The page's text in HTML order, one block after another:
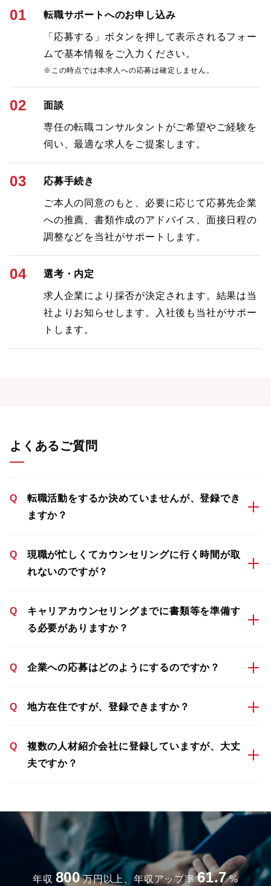
01 転職サポートへのお申し込み
「応募する」ボタンを押して表示されるフォー
ムで基本情報をご入力ください。
※この時点では本求人への応募は確定しません。
02 面談
専任の転職コンサルタントがご希望やご経験を
伺い、最適な求人をご提案します。
03 応募手続き
ご本人の同意のもと、必要に応じて応募先企業
への推薦、書類作成のアドバイス、面接日程の
調整などを当社がサポートします。
04 選考・内定
求人企業により採否が決定されます。結果は当
社よりお知らせします。入社後も当社がサポー
トします。
よくあるご質問
Q
転職活動をするか決めていませんが、登録でき
ますか？
Q
現職が忙しくてカウンセリングに行く時間が取
れないのですが？
Q
キャリアカウンセリングまでに書類等を準備す
る必要がありますか？
Q 企業への応募はどのようにするのですか？
Q 地方在住ですが、登録できますか？
Q
複数の人材紹介会社に登録していますが、大丈
夫ですか？
年収 800 万円以上、年収アップ率 61.7 %